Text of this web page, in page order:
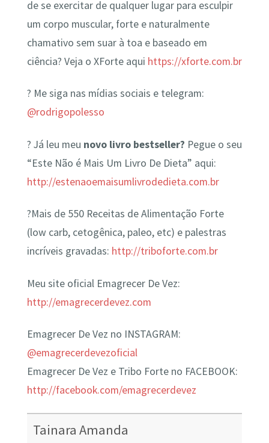
de se exercitar de qualquer lugar para esculpir
um corpo muscular, forte e naturalmente
chamativo sem suar à toa e baseado em
ciência? Veja o XForte aqui https://xforte.com.br
? Me siga nas mídias sociais e telegram:
@rodrigopolesso
? Já leu meu novo livro bestseller? Pegue o seu
“Este Não é Mais Um Livro De Dieta” aqui:
http://estenaoemaisumlivrodedieta.com.br
?Mais de 550 Receitas de Alimentação Forte
(low carb, cetogênica, paleo, etc) e palestras
incríveis gravadas: http://triboforte.com.br
Meu site oficial Emagrecer De Vez:
http://emagrecerdevez.com
Emagrecer De Vez no INSTAGRAM:
@emagrecerdevezoficial
Emagrecer De Vez e Tribo Forte no FACEBOOK:
http://facebook.com/emagrecerdevez
Tainara Amanda